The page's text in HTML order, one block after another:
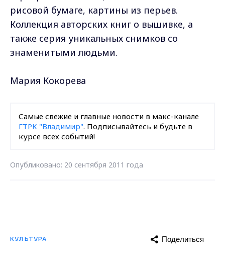
рисовой бумаге, картины из перьев.
Коллекция авторских книг о вышивке, а
также серия уникальных снимков со
знаменитыми людьми.
Мария Кокорева
Самые свежие и главные новости в макс-канале
ГТРК "Владимир". Подписывайтесь и будьте в
курсе всех событий!
Опубликовано: 20 сентября 2011 года
КУЛЬТУРА Поделиться